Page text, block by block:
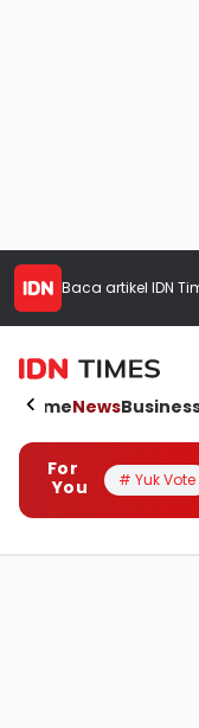
Baca artikel IDN
HomeNews
For
You
# Yuk Vote